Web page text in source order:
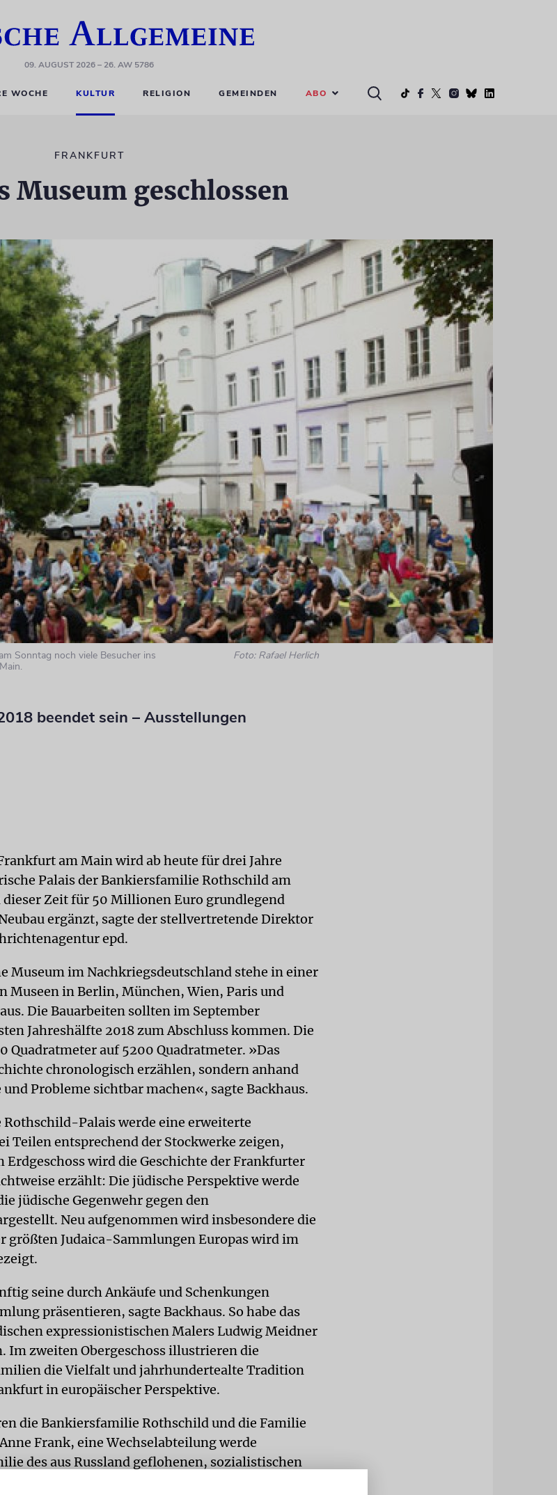
09. AUGUST 2026– 26. AW 5786
WOCHE KULTUR RELIGION GEMEINDEN ABO
FRANKFURT
Museum geschlossen
Sonntag noch viele Besucher ins
Foto: Rafael Herlich
beendet sein – Ausstellungen
am Main wird ab heute für drei Jahre
Palais der Bankiersfamilie Rothschild am
Zeit für 50 Millionen Euro grundlegend
ergänzt, sagte der stellvertretende Direktor
epd.
Museum im Nachkriegsdeutschland stehe in einer
Museen in Berlin, München, Wien, Paris und
Die Bauarbeiten sollten im September
Jahreshälfte 2018 zum Abschluss kommen. Die
Quadratmeter auf 5200 Quadratmeter. »Das
chronologisch erzählen, sondern anhand
Probleme sichtbar machen«, sagte Backhaus.
Rothschild-Palais werde eine erweiterte
Teilen entsprechend der Stockwerke zeigen,
Erdgeschoss wird die Geschichte der Frankfurter
erzählt: Die jüdische Perspektive werde
jüdische Gegenwehr gegen den
Neu aufgenommen wird insbesondere die
größten Judaica-Sammlungen Europas wird im
seine durch Ankäufe und Schenkungen
präsentieren, sagte Backhaus. So habe das
expressionistischen Malers Ludwig Meidner
Im zweiten Obergeschoss illustrieren die
die Vielfalt und jahrhundertealte Tradition
in europäischer Perspektive.
die Bankiersfamilie Rothschild und die Familie
Frank, eine Wechselabteilung werde
des aus Russland geflohenen, sozialistischen